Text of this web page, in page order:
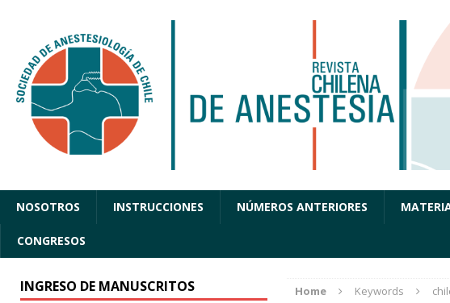
NOSOTROS INSTRUCCIONES NÚMEROS ANTERIORES
CONGRESOS
Home Keywords
INGRESO DE MANUSCRITOS